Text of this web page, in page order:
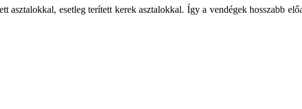
asztalokkal, esetleg terített kerek asztalokkal. Így a vendégek hosszabb